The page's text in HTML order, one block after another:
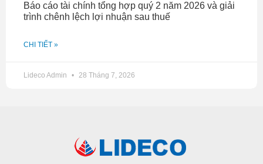
Báo cáo tài chính tổng hợp quý 2 năm 2026 và giải
trình chênh lệch lợi nhuận sau thuế
CHI TIẾT »
Lideco Admin 28 Tháng 7, 2026